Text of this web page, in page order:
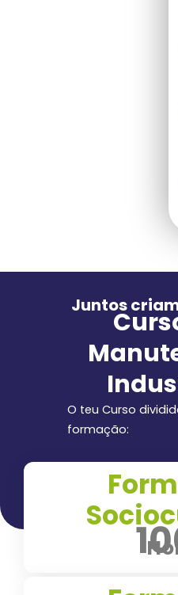
Juntos
O teu Curso
formação: